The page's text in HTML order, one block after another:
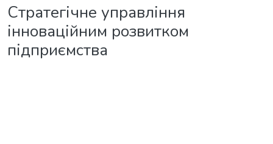
Стратегічне управління
інноваційним розвитком
підприємства